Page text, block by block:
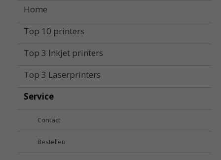
Home
Top 10 printers
Top 3 Inkjet printers
Top 3 Laserprinters
Service
Contact
Bestellen